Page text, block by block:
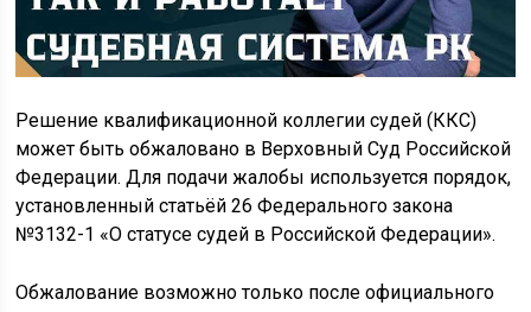
Решение квалификационной коллегии судей (ККС)
может быть обжаловано в Верховный Суд Российской
Федерации. Для подачи жалобы используется порядок,
установленный статьёй 26 Федерального закона
№3132-1 «О статусе судей в Российской Федерации».
Обжалование возможно только после официального